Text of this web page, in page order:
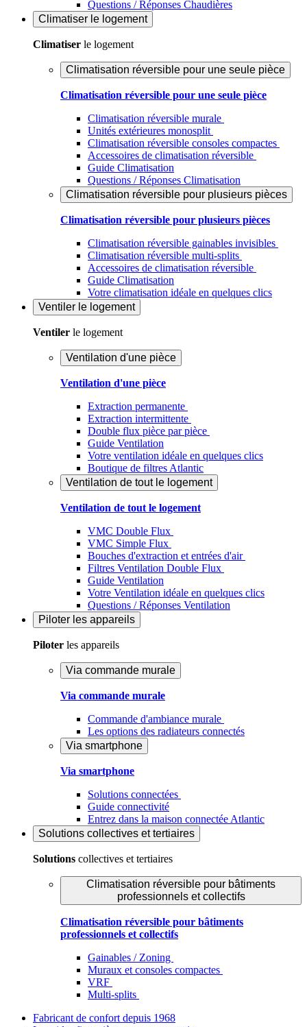
Questions / Réponses Chaudières
Climatiser le logement
Climatiser le logement
Climatisation réversible pour une seule pièce
Climatisation réversible pour une seule pièce
Climatisation réversible murale
Unités extérieures monosplit
Climatisation réversible consoles compactes
Accessoires de climatisation réversible
Guide Climatisation
Questions / Réponses Climatisation
Climatisation réversible pour plusieurs pièces
Climatisation réversible pour plusieurs pièces
Climatisation réversible gainables invisibles
Climatisation réversible multi-splits
Accessoires de climatisation réversible
Guide Climatisation
Votre climatisation idéale en quelques clics
Ventiler le logement
Ventiler le logement
Ventilation d'une pièce
Ventilation d'une pièce
Extraction permanente
Extraction intermittente
Double flux pièce par pièce
Guide Ventilation
Votre ventilation idéale en quelques clics
Boutique de filtres Atlantic
Ventilation de tout le logement
Ventilation de tout le logement
VMC Double Flux
VMC Simple Flux
Bouches d'extraction et entrées d'air
Filtres Ventilation Double Flux
Guide Ventilation
Votre Ventilation idéale en quelques clics
Questions / Réponses Ventilation
Piloter les appareils
Piloter les appareils
Via commande murale
Via commande murale
Commande d'ambiance murale
Les options des radiateurs connectés
Via smartphone
Via smartphone
Solutions connectées
Guide connectivité
Entrez dans la maison connectée Atlantic
Solutions collectives et tertiaires
Solutions collectives et tertiaires
Climatisation réversible pour bâtiments
professionnels et collectifs
Climatisation réversible pour bâtiments
professionnels et collectifs
Gainables / Zoning
Muraux et consoles compactes
VRF
Multi-splits
Fabricant de confort depuis 1968